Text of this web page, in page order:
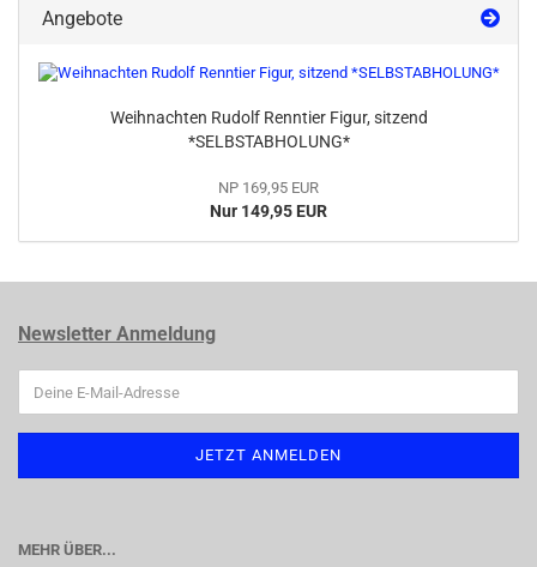
Angebote
Weihnachten Rudolf Renntier Figur, sitzend
*SELBSTABHOLUNG*
NP 169,95 EUR
Nur 149,95 EUR
Newsletter Anmeldung
MEHR ÜBER...